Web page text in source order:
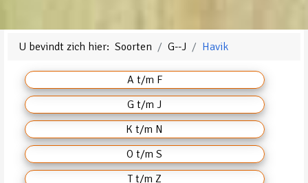
U bevindt zich hier:Soorten G--J Havik
A t/m F
G t/m J
K t/m N
O t/m S
T t/m Z